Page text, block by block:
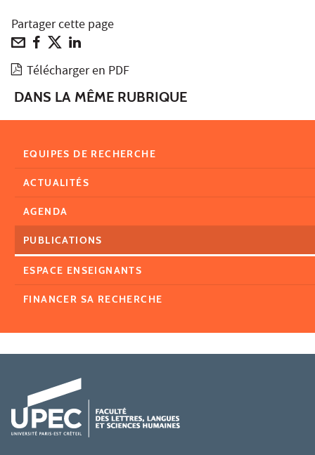
Partager cette page
Télécharger en PDF
DANS LA MÊME RUBRIQUE
EQUIPES DE RECHERCHE
ACTUALITÉS
AGENDA
PUBLICATIONS
ESPACE ENSEIGNANTS
FINANCER SA RECHERCHE